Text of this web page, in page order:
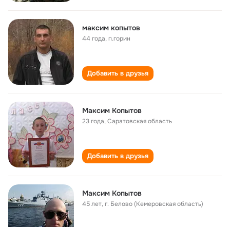
максим копытов
44 года,п.горин
Добавить в друзья
Максим Копытов
23 года,Саратовская область
Добавить в друзья
Максим Копытов
45 лет,г. Белово (Кемеровская область)